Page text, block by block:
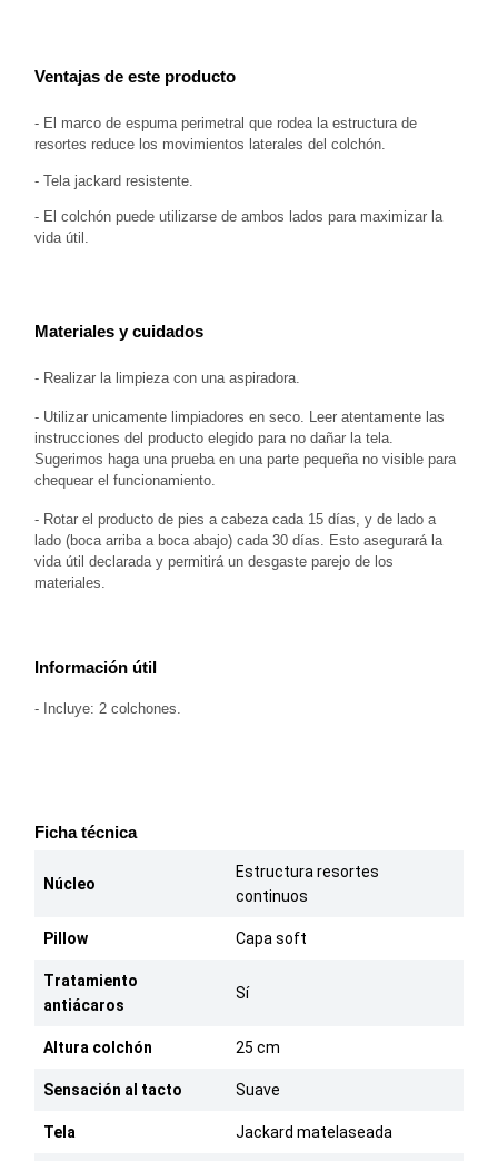
Ventajas de este producto
- El marco de espuma perimetral que rodea la estructura de
resortes reduce los movimientos laterales del colchón.
- Tela jackard resistente.
- El colchón puede utilizarse de ambos lados para maximizar la
vida útil.
Materiales y cuidados
- Realizar la limpieza con una aspiradora.
- Utilizar unicamente limpiadores en seco. Leer atentamente las
instrucciones del producto elegido para no dañar la tela.
Sugerimos haga una prueba en una parte pequeña no visible para
chequear el funcionamiento.
- Rotar el producto de pies a cabeza cada 15 días, y de lado a
lado (boca arriba a boca abajo) cada 30 días. Esto asegurará la
vida útil declarada y permitirá un desgaste parejo de los
materiales.
Información útil
- Incluye: 2 colchones.
Ficha técnica
Núcleo
Estructura resortes
continuos
Pillow Capa soft
Tratamiento
antiácaros
Sí
Altura colchón 25 cm
Sensación al tacto Suave
Tela Jackard matelaseada